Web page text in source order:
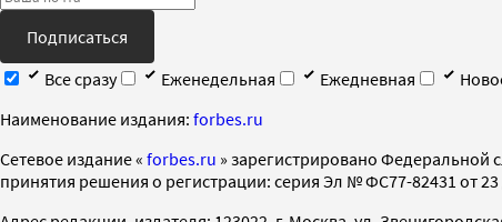
Подписаться
Все сразу
Еженедельная Ежедневная
Наименование издания: forbes.ru
Cетевое издание « forbes.ru » зарегистрировано Федеральной
принятия решения о регистрации: серия Эл № ФС77-82431 от 23